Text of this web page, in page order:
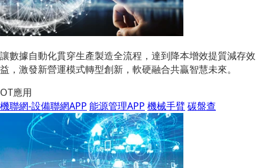
讓數據自動化貫穿生產製造全流程，達到降本增效提質減存效
益，激發新營運模式轉型創新，軟硬融合共贏智慧未來。
OT應用
機聯網-設備聯網APP 能源管理APP 機械手臂碳盤查